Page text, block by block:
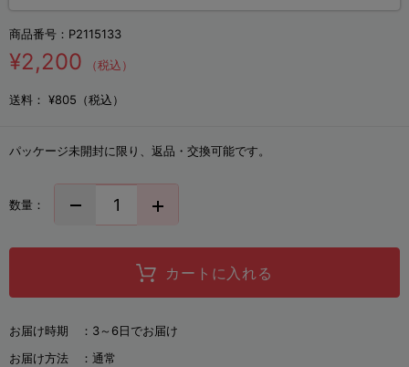
商品番号： P2115133
¥2,200 （税込）
送料： ¥805（税込）
パッケージ未開封に限り、返品・交換可能です。
数量：
カートに入れる
お届け時期 ： 3～6日でお届け
お届け方法 ： 通常